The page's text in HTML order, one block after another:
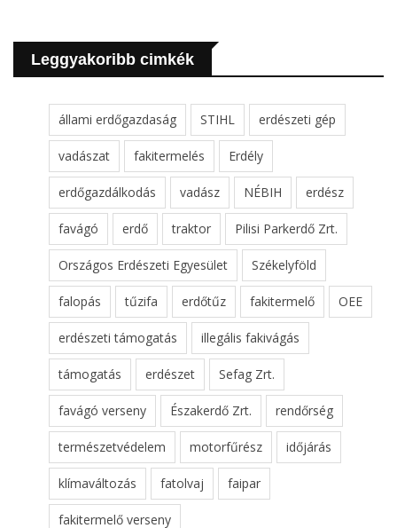
Leggyakoribb cimkék
állami erdőgazdaság STIHL erdészeti gép
vadászat fakitermelés Erdély
erdőgazdálkodás vadász NÉBIH erdész
favágó erdő traktor Pilisi Parkerdő Zrt.
Országos Erdészeti Egyesület Székelyföld
falopás tűzifa erdőtűz fakitermelő OEE
erdészeti támogatás illegális fakivágás
támogatás erdészet Sefag Zrt.
favágó verseny Északerdő Zrt. rendőrség
természetvédelem motorfűrész időjárás
klímaváltozás fatolvaj faipar
fakitermelő verseny